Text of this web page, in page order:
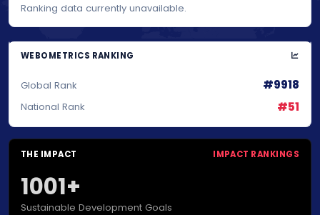
Ranking data currently unavailable.
WEBOMETRICS RANKING
Global Rank #9918
National Rank #51
THE IMPACT IMPACT RANKINGS
1001+
Sustainable Development Goals